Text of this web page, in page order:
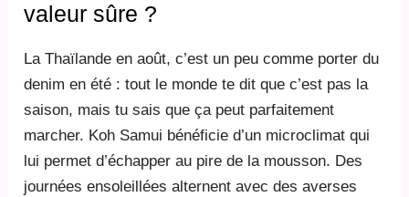
valeur sûre ?
La Thaïlande en août, c’est un peu comme porter du
denim en été : tout le monde te dit que c’est pas la
saison, mais tu sais que ça peut parfaitement
marcher. Koh Samui bénéficie d’un microclimat qui
lui permet d’échapper au pire de la mousson. Des
journées ensoleillées alternent avec des averses